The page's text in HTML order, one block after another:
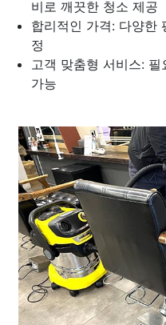
비로 깨끗한 청소 제공
합리적인 가격: 다양한
정
고객 맞춤형 서비스:
가능